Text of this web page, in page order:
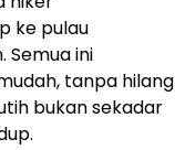
ke pulau
ini
tanpa hilang
bukan sekadar